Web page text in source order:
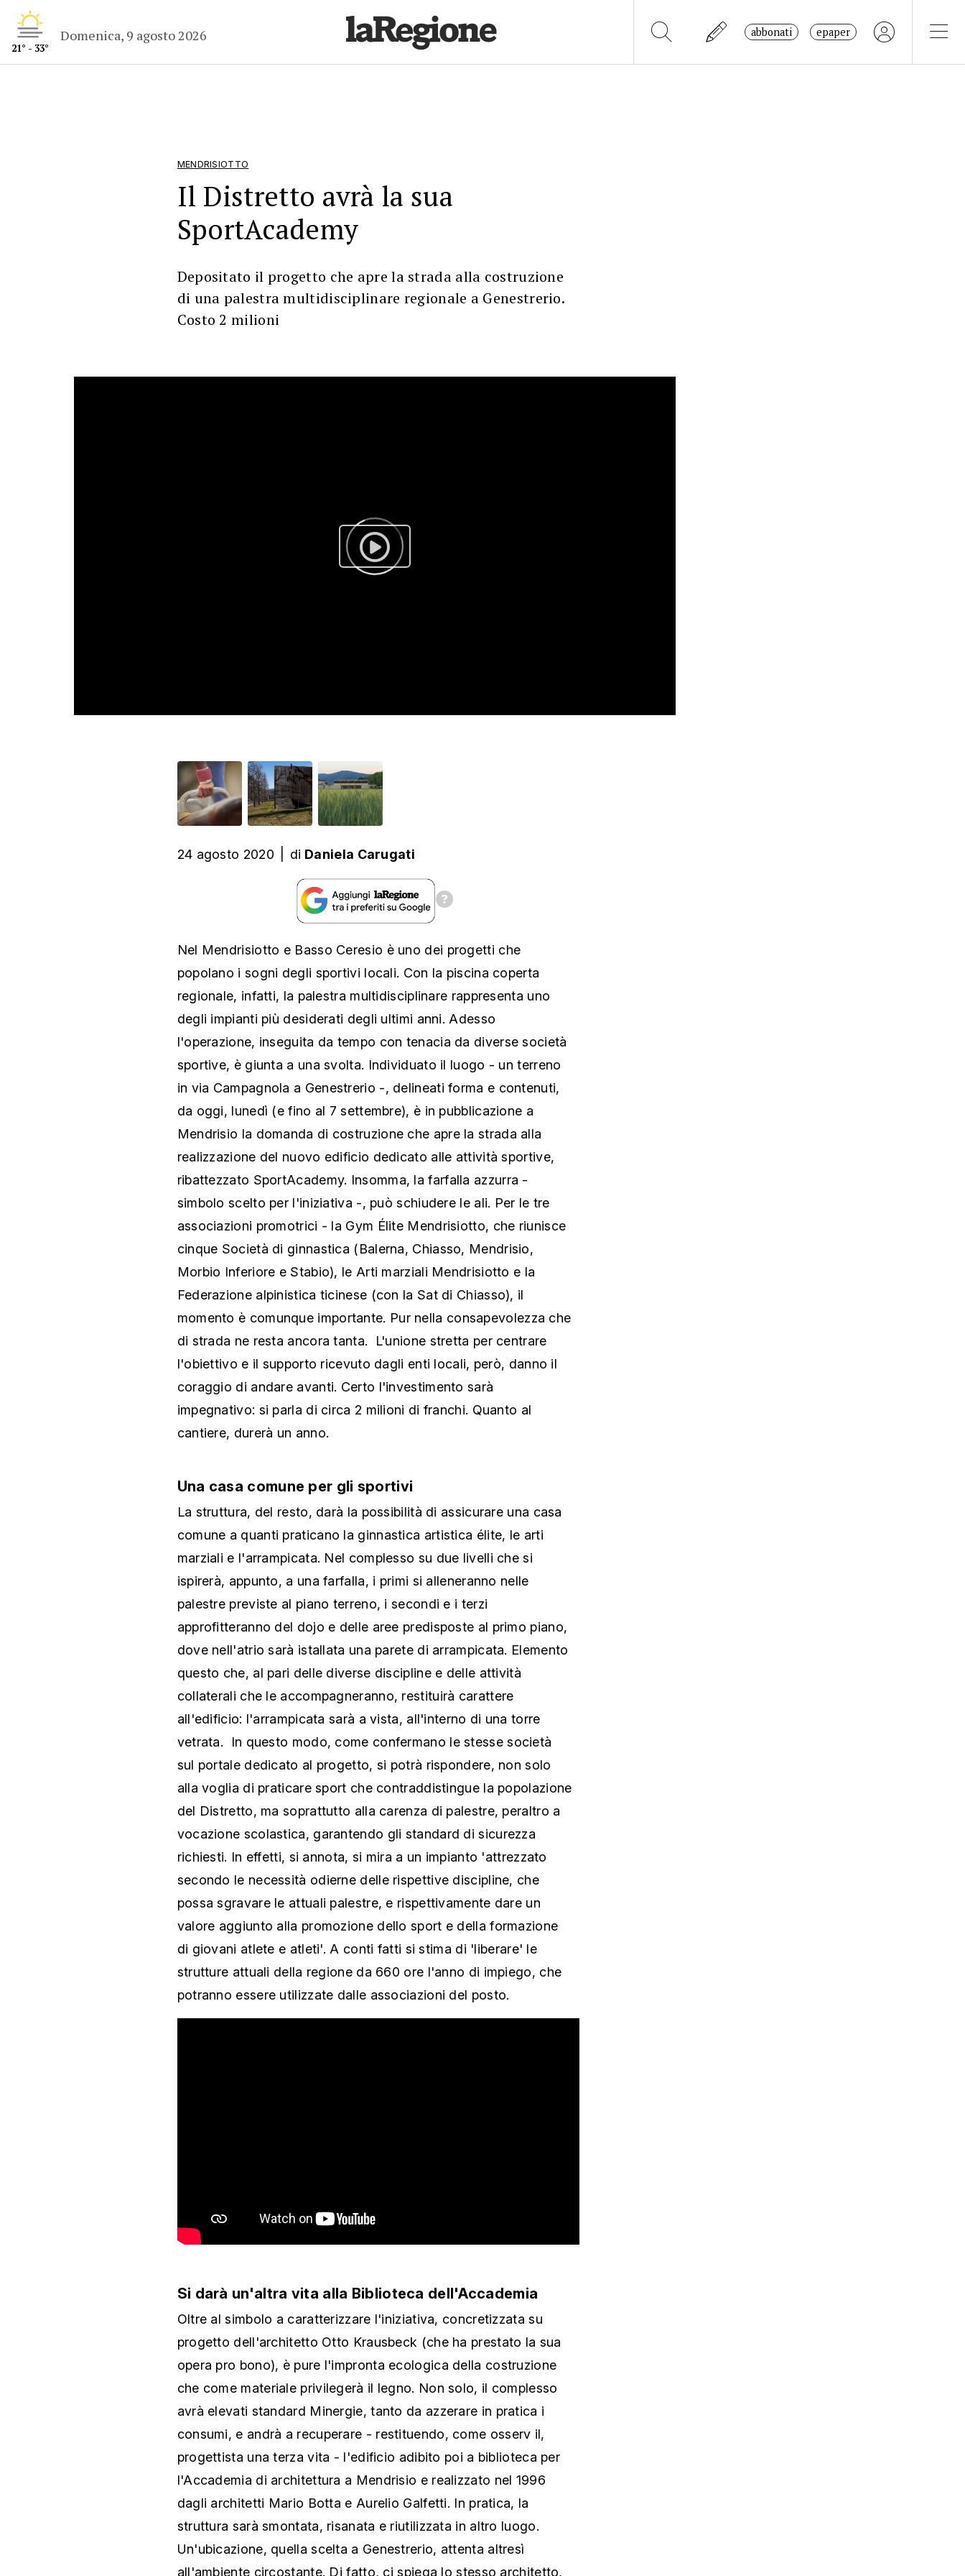
21° - 33°
Domenica, 9 agosto 2026 abbonati epaper
MENDRISIOTTO
Il Distretto avrà la sua
SportAcademy
Depositato il progetto che apre la strada alla costruzione
di una palestra multidisciplinare regionale a Genestrerio.
Costo 2 milioni
24 agosto 2020 di Daniela Carugati
Nel Mendrisiotto e Basso Ceresio è uno dei progetti che
popolano i sogni degli sportivi locali. Con la piscina coperta
regionale, infatti, la palestra multidisciplinare rappresenta uno
degli impianti più desiderati degli ultimi anni. Adesso
l'operazione, inseguita da tempo con tenacia da diverse società
sportive, è giunta a una svolta. Individuato il luogo - un terreno
in via Campagnola a Genestrerio -, delineati forma e contenuti,
da oggi, lunedì (e fino al 7 settembre), è in pubblicazione a
Mendrisio la domanda di costruzione che apre la strada alla
realizzazione del nuovo edificio dedicato alle attività sportive,
ribattezzato SportAcademy. Insomma, la farfalla azzurra -
simbolo scelto per l'iniziativa -, può schiudere le ali. Per le tre
associazioni promotrici - la Gym Élite Mendrisiotto, che riunisce
cinque Società di ginnastica (Balerna, Chiasso, Mendrisio,
Morbio Inferiore e Stabio), le Arti marziali Mendrisiotto e la
Federazione alpinistica ticinese (con la Sat di Chiasso), il
momento è comunque importante. Pur nella consapevolezza che
di strada ne resta ancora tanta. L'unione stretta per centrare
l'obiettivo e il supporto ricevuto dagli enti locali, però, danno il
coraggio di andare avanti. Certo l'investimento sarà
impegnativo: si parla di circa 2 milioni di franchi. Quanto al
cantiere, durerà un anno.
Una casa comune per gli sportivi
La struttura, del resto, darà la possibilità di assicurare una casa
comune a quanti praticano la ginnastica artistica élite, le arti
marziali e l'arrampicata. Nel complesso su due livelli che si
ispirerà, appunto, a una farfalla, i primi si alleneranno nelle
palestre previste al piano terreno, i secondi e i terzi
approfitteranno del dojo e delle aree predisposte al primo piano,
dove nell'atrio sarà istallata una parete di arrampicata. Elemento
questo che, al pari delle diverse discipline e delle attività
collaterali che le accompagneranno, restituirà carattere
all'edificio: l'arrampicata sarà a vista, all'interno di una torre
vetrata. In questo modo, come confermano le stesse società
sul portale dedicato al progetto, si potrà rispondere, non solo
alla voglia di praticare sport che contraddistingue la popolazione
del Distretto, ma soprattutto alla carenza di palestre, peraltro a
vocazione scolastica, garantendo gli standard di sicurezza
richiesti. In effetti, si annota, si mira a un impianto 'attrezzato
secondo le necessità odierne delle rispettive discipline, che
possa sgravare le attuali palestre, e rispettivamente dare un
valore aggiunto alla promozione dello sport e della formazione
di giovani atlete e atleti'. A conti fatti si stima di 'liberare' le
strutture attuali della regione da 660 ore l'anno di impiego, che
potranno essere utilizzate dalle associazioni del posto.
Si darà un'altra vita alla Biblioteca dell'Accademia
Oltre al simbolo a caratterizzare l'iniziativa, concretizzata su
progetto dell'architetto Otto Krausbeck (che ha prestato la sua
opera pro bono), è pure l'impronta ecologica della costruzione
che come materiale privilegerà il legno. Non solo, il complesso
avrà elevati standard Minergie, tanto da azzerare in pratica i
consumi, e andrà a recuperare - restituendo, come osserv il,
progettista una terza vita - l'edificio adibito poi a biblioteca per
l'Accademia di architettura a Mendrisio e realizzato nel 1996
dagli architetti Mario Botta e Aurelio Galfetti. In pratica, la
struttura sarà smontata, risanata e riutilizzata in altro luogo.
Un'ubicazione, quella scelta a Genestrerio, attenta altresì
all'ambiente circostante. Di fatto, ci spiega lo stesso architetto,